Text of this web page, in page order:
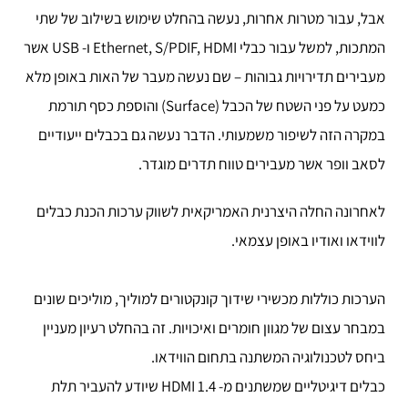
אבל, עבור מטרות אחרות, נעשה בהחלט שימוש בשילוב של שתי
המתכות, למשל עבור כבלי Ethernet, S/PDIF, HDMI ו- USB אשר
מעבירים תדירויות גבוהות – שם נעשה מעבר של האות באופן מלא
כמעט על פני השטח של הכבל (Surface) והוספת כסף תורמת
במקרה הזה לשיפור משמעותי. הדבר נעשה גם בכבלים ייעודיים
לסאב וופר אשר מעבירים טווח תדרים מוגדר.
לאחרונה החלה היצרנית האמריקאית לשווק ערכות הכנת כבלים
לווידאו ואודיו באופן עצמאי.
הערכות כוללות מכשירי שידוך קונקטורים למוליך, מוליכים שונים
במבחר עצום של מגוון חומרים ואיכויות. זה בהחלט רעיון מעניין
ביחס לטכנולוגיה המשתנה בתחום הווידאו.
כבלים דיגיטליים שמשתנים מ- HDMI 1.4 שיודע להעביר תלת